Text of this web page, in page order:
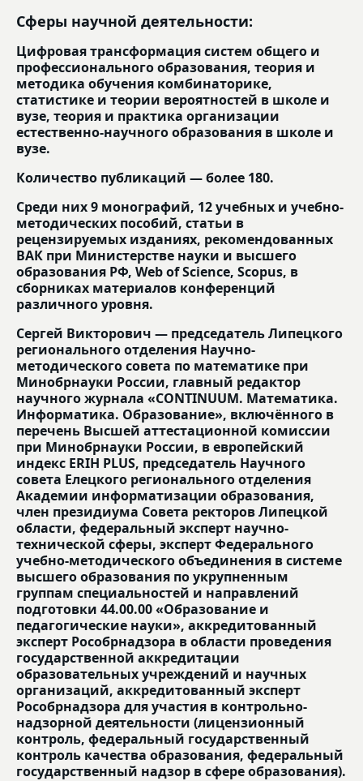
Сферы научной деятельности:
Цифровая трансформация систем общего и
профессионального образования, теория и
методика обучения комбинаторике,
статистике и теории вероятностей в школе и
вузе, теория и практика организации
естественно-научного образования в школе и
вузе.
Количество публикаций — более 180.
Среди них 9 монографий, 12 учебных и учебно-
методических пособий, статьи в
рецензируемых изданиях, рекомендованных
ВАК при Министерстве науки и высшего
образования РФ, Web of Science, Scopus, в
сборниках материалов конференций
различного уровня.
Сергей Викторович — председатель Липецкого
регионального отделения Научно-
методического совета по математике при
Минобрнауки России, главный редактор
научного журнала «CONTINUUM. Математика.
Информатика. Образование», включённого в
перечень Высшей аттестационной комиссии
при Минобрнауки России, в европейский
индекс ERIH PLUS, председатель Научного
совета Елецкого регионального отделения
Академии информатизации образования,
член президиума Совета ректоров Липецкой
области, федеральный эксперт научно-
технической сферы, эксперт Федерального
учебно-методического объединения в системе
высшего образования по укрупненным
группам специальностей и направлений
подготовки 44.00.00 «Образование и
педагогические науки», аккредитованный
эксперт Рособрнадзора в области проведения
государственной аккредитации
образовательных учреждений и научных
организаций, аккредитованный эксперт
Рособрнадзора для участия в контрольно-
надзорной деятельности (лицензионный
контроль, федеральный государственный
контроль качества образования, федеральный
государственный надзор в сфере образования).